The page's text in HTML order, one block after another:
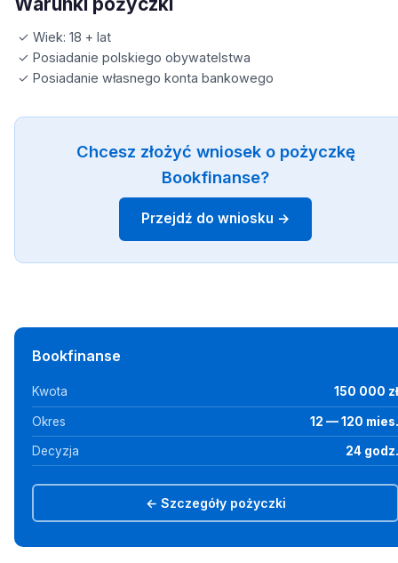
✓ Wiek: 18 + lat
✓ Posiadanie polskiego obywatelstwa
✓ Posiadanie własnego konta bankowego
Chcesz złożyć wniosek o pożyczkę
Bookfinanse?
Przejdź do wniosku →
Bookfinanse
Kwota 150 000 zł
Okres 12 — 120 mies.
Decyzja 24 godz.
← Szczegóły pożyczki